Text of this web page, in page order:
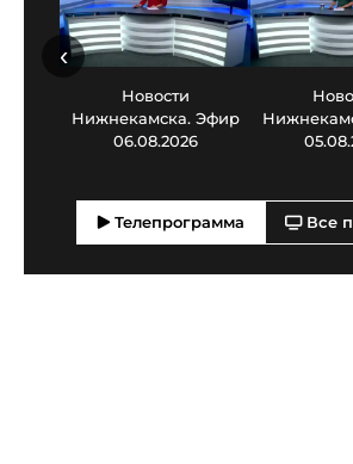
Новости
Нижнекамска. Эфир
06.08.2026
‹
Телепрограмма Все